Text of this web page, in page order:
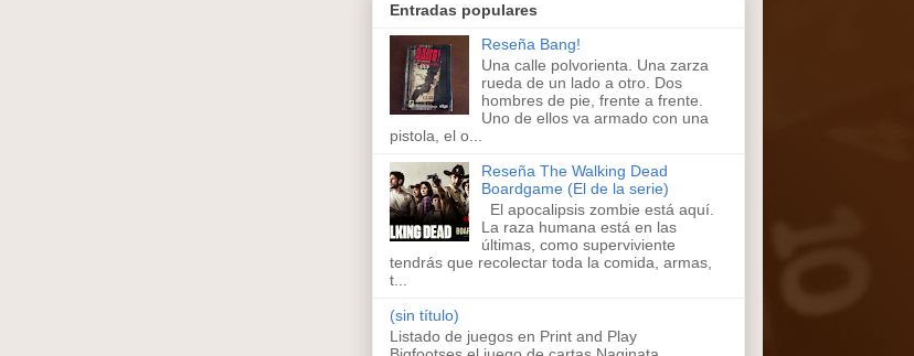
Entradas populares
Reseña Bang!
Una calle polvorienta. Una zarza
rueda de un lado a otro. Dos
hombres de pie, frente a frente.
Uno de ellos va armado con una
pistola, el o...
Reseña The Walking Dead
Boardgame (El de la serie)
El apocalipsis zombie está aquí.
La raza humana está en las
últimas, como superviviente
tendrás que recolectar toda la comida, armas,
t...
(sin título)
Listado de juegos en Print and Play